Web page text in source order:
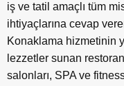
iş ve tatil amaçlı tüm
ihtiyaçlarına cevap
Konaklama hizmetinin
lezzetler sunan
salonları, SPA ve